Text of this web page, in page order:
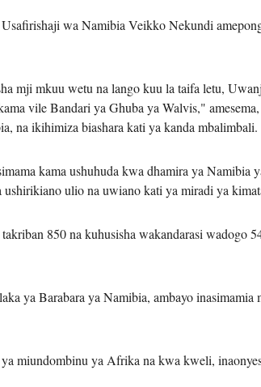
wa Namibia Veikko Nekundi
mji mkuu wetu na lango kuu la taifa letu,
vile Bandari ya Ghuba ya Walvis,"
na ikihimiza biashara kati ya kanda mbalimbali.
kama ushuhuda kwa dhamira ya Namibia
ulio na uwiano kati ya miradi ya
850 na kuhusisha wakandarasi wadogo
ya Barabara ya Namibia, ambayo
miundombinu ya Afrika na kwa kweli,